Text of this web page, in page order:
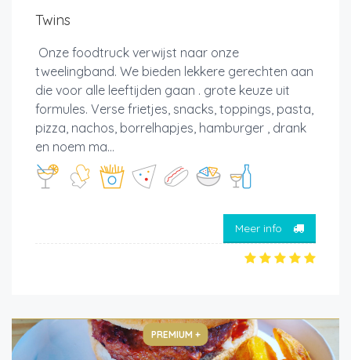
Twins
Onze foodtruck verwijst naar onze
tweelingband. We bieden lekkere gerechten aan
die voor alle leeftijden gaan . grote keuze uit
formules. Verse frietjes, snacks, toppings, pasta,
pizza, nachos, borrelhapjes, hamburger , drank
en noem ma...
Meer info
PREMIUM +